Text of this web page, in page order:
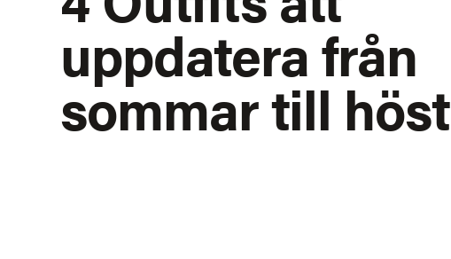
uppdatera från
sommar till höst